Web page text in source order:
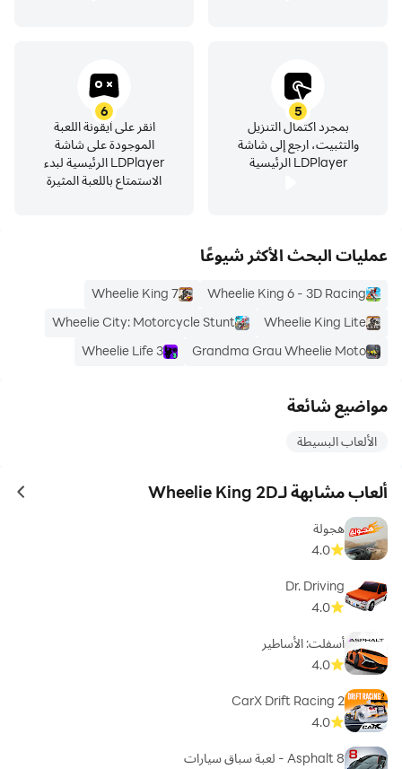
ترقية الدراجة وتخصيصها
احصل على نقاط لفتح الدراجة والتحديات والمسارات
تم تصميم لعبة سباق الدراجات النارية هذه خصيصًا لمحبي ألعاب
الدراجات النارية وخبراء محاكاة الدراجات. اربح مكافآت إضافية
استخدم تلك المكافآت والنقاط لترقية الأجزاء وتخصيص سيارتك ،
مثل الخوذات ، وقطع غيار الدراجات ، وجلد الدراجة ذات العجلات ،
نيترو ، احصل على تحدي موتو وسباق حركة بهلوانية بالدراجة الآن!
5
بمجرد اكتمال التنزيل
والتثبيت، ارجع إلى شاشة
LDPlayer الرئيسية
6
انقر على أيقونة اللعبة
الموجودة على شاشة
LDPlayer الرئيسية لبدء
الاستمتاع باللعبة المثيرة
عمليات البحث الأكثر شيوعًا
Wheelie King 6 - 3D Racing
Wheelie King 7
Wheelie King Lite
Wheelie City: Motorcycle Stunt
Grandma Grau Wheelie Moto
Wheelie Life 3
مواضيع شائعة
الألعاب البسيطة
ألعاب مشابهة لـWheelie King 2D
هجولة
4.0
Dr. Driving
4.0
أسفلت: الأساطير
4.0
CarX Drift Racing 2
4.0
Asphalt 8 - لعبة سباق سيارات